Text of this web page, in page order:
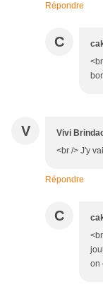
Répondre
C
V Vivi
<br /> J'y
Répondre
C
on